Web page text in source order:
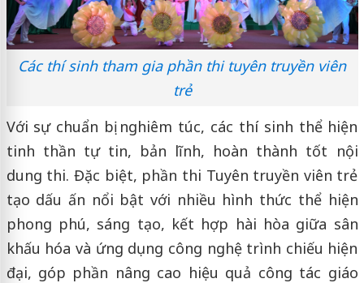
Các thí sinh tham gia phần thi tuyên truyền viên
trẻ
Với sự chuẩn bị nghiêm túc, các thí sinh thể hiện
tinh thần tự tin, bản lĩnh, hoàn thành tốt nội
dung thi. Đặc biệt, phần thi Tuyên truyền viên trẻ
tạo dấu ấn nổi bật với nhiều hình thức thể hiện
phong phú, sáng tạo, kết hợp hài hòa giữa sân
khấu hóa và ứng dụng công nghệ trình chiếu hiện
đại, góp phần nâng cao hiệu quả công tác giáo